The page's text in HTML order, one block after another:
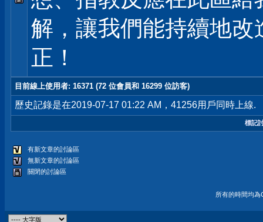
解，讓我們能持續地改
正！
目前線上使用者: 16371 (72 位會員和 16299 位訪客)
歷史記錄是在2019-07-17 01:22 AM，41256用戶同時上線.
標記
有新文章的討論區
無新文章的討論區
關閉的討論區
所有的時間均為